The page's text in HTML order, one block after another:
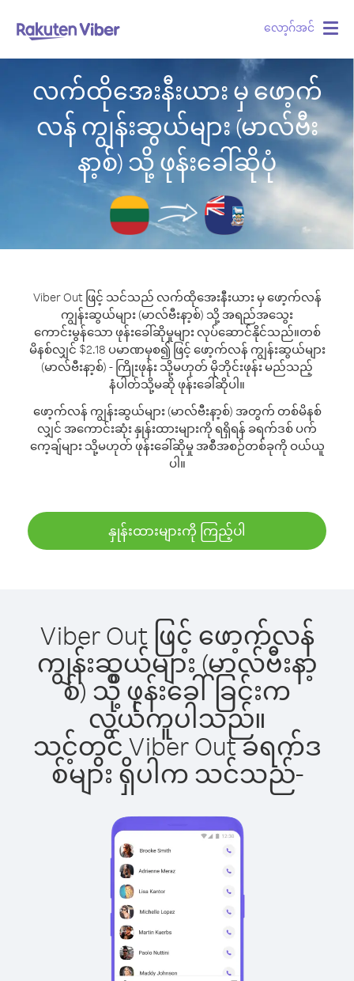
လော့ဂ်အင်
လက်ထိုအေးနီးယား မှ ဖော့က်
လန် ကျွန်းဆွယ်များ (မာလ်ဗီး
နာ့စ်) သို့ ဖုန်းခေါ်ဆိုပုံ
Viber Out ဖြင့် သင်သည် လက်ထိုအေးနီးယား မှ ဖော့က်လန်
ကျွန်းဆွယ်များ (မာလ်ဗီးနာ့စ်) သို့ အရည်အသွေး
ကောင်းမွန်သော ဖုန်းခေါ်ဆိုမှုများ လုပ်ဆောင်နိုင်သည်။တစ်
မိနစ်လျှင် $2.18 ပမာဏမှစ၍ ဖြင့် ဖော့က်လန် ကျွန်းဆွယ်များ
(မာလ်ဗီးနာ့စ်) - ကြိုးဖုန်း သို့မဟုတ် မိုဘိုင်းဖုန်း မည်သည့်
နံပါတ်သို့မဆို ဖုန်းခေါ်ဆိုပါ။
ဖော့က်လန် ကျွန်းဆွယ်များ (မာလ်ဗီးနာ့စ်) အတွက် တစ်မိနစ်
လျှင် အကောင်းဆုံး နှုန်းထားများကို ရရှိရန် ခရက်ဒစ် ပက်
ကေ့ချ်များ သို့မဟုတ် ဖုန်းခေါ်ဆိုမှု အစီအစဉ်တစ်ခုကို ဝယ်ယူ
ပါ။
နှုန်းထားများကို ကြည့်ပါ
Viber Out ဖြင့် ဖော့က်လန်
ကျွန်းဆွယ်များ (မာလ်ဗီးနာ့
စ်) သို့ ဖုန်းခေါ်ခြင်းက
လွယ်ကူပါသည်။
သင့်တွင် Viber Out ခရက်ဒ
စ်များ ရှိပါက သင်သည်-